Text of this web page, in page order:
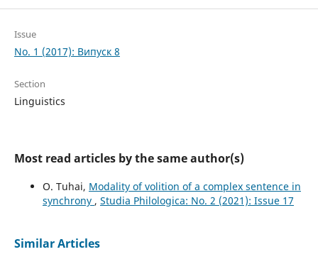
Issue
No. 1 (2017): Випуск 8
Section
Linguistics
Most read articles by the same author(s)
O. Tuhai, Modality of volition of a complex sentence in
synchrony , Studia Philologica: No. 2 (2021): Issue 17
Similar Articles